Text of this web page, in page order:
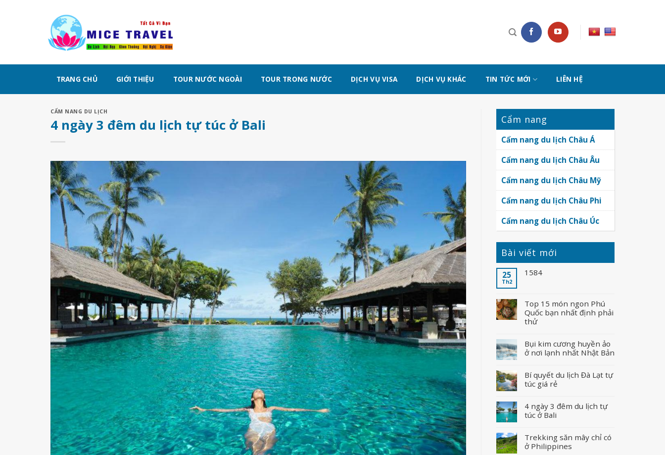
TRANG CHỦ GIỚI THIỆU TOUR NƯỚC NGOÀI TOUR TRONG NƯỚC DỊCH VỤ VISA DỊCH VỤ KHÁC TIN TỨC MỚI LIÊN HỆ
CẨM NANG DU LỊCH
4 ngày 3 đêm du lịch tự túc ở Bali Cẩm nang
Cẩm nang du lịch Châu Á
Cẩm nang du lịch Châu Âu
Cẩm nang du lịch Châu Mỹ
Cẩm nang du lịch Châu Phi
Cẩm nang du lịch Châu Úc
Bài viết mới
25
Th2
1584
Top 15 món ngon Phú
Quốc bạn nhất định phải
thử
Bụi kim cương huyền ảo
ở nơi lạnh nhất Nhật Bản
Bí quyết du lịch Đà Lạt tự
túc giá rẻ
4 ngày 3 đêm du lịch tự
túc ở Bali
Trekking săn mây chỉ có
ở Philippines